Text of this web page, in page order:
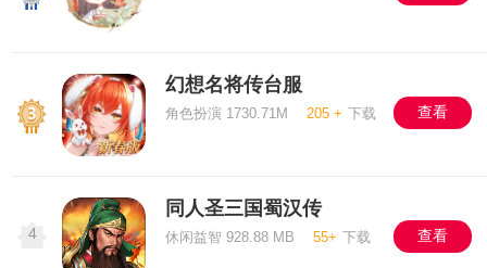
幻想名将传台服
角色扮演 1730.71M 205 + 下载 查看
4
同人圣三国蜀汉传
休闲益智 928.88 MB 55+ 下载 查看